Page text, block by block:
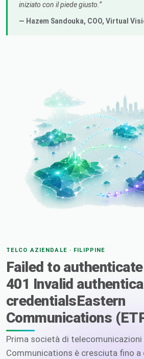
iniziato con il piede giusto.
— Hazem Sandouka, COO, Virtual
TELCO AZIENDALE · FILIPPINE
Failed to
401 Invalid
credentialsEastern
Communications
Prima società di telecomunicazioni
Communications è cresciuta fino a